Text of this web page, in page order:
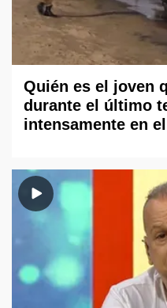
Quién es el joven
durante el último
intensamente en